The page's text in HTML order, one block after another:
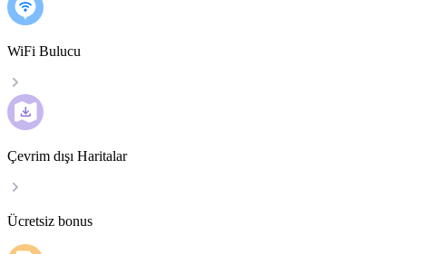
WiFi Bulucu
Çevrim dışı Haritalar
Ücretsiz bonus